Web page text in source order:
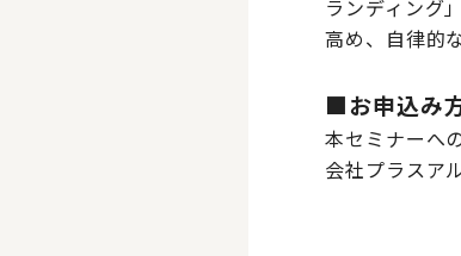
ランディング
高め、自律的
■お申込み
本セミナーへ
会社プラスア